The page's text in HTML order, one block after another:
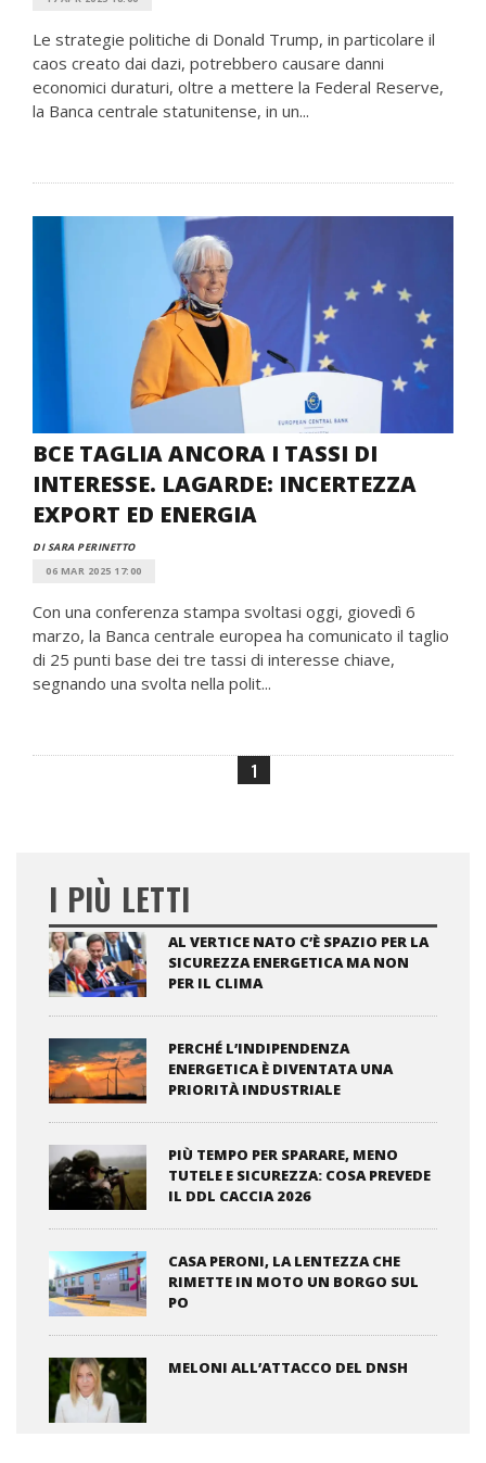
Le strategie politiche di Donald Trump, in particolare il
caos creato dai dazi, potrebbero causare danni
economici duraturi, oltre a mettere la Federal Reserve,
la Banca centrale statunitense, in un...
BCE TAGLIA ANCORA I TASSI DI
INTERESSE. LAGARDE: INCERTEZZA
EXPORT ED ENERGIA
DI SARA PERINETTO
06 MAR 2025 17:00
Con una conferenza stampa svoltasi oggi, giovedì 6
marzo, la Banca centrale europea ha comunicato il taglio
di 25 punti base dei tre tassi di interesse chiave,
segnando una svolta nella polit...
1
I PIÙ LETTI
AL VERTICE NATO C’È SPAZIO PER LA
SICUREZZA ENERGETICA MA NON
PER IL CLIMA
PERCHÉ L’INDIPENDENZA
ENERGETICA È DIVENTATA UNA
PRIORITÀ INDUSTRIALE
PIÙ TEMPO PER SPARARE, MENO
TUTELE E SICUREZZA: COSA PREVEDE
IL DDL CACCIA 2026
CASA PERONI, LA LENTEZZA CHE
RIMETTE IN MOTO UN BORGO SUL
PO
MELONI ALL’ATTACCO DEL DNSH